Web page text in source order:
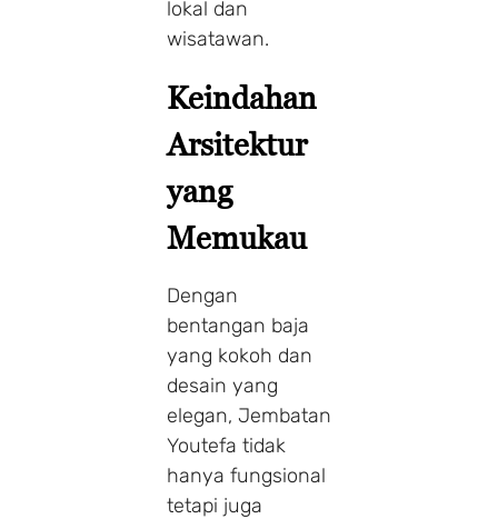
lokal dan
wisatawan.
Keindahan
Arsitektur
yang
Memukau
Dengan
bentangan baja
yang kokoh dan
desain yang
elegan, Jembatan
Youtefa tidak
hanya fungsional
tetapi juga